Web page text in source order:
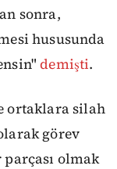
sonra,
hususunda
demişti.
ortaklara silah
görev
olmak